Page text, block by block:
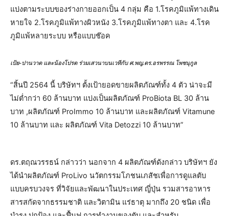
แบ่งตามระบบของร่างกายออกเป็น 4 กลุ่ม คือ 1.โรคภูมิแพ้ทางเดิน
หายใจ 2.โรคภูมิแพ้ทางผิวหนัง 3.โรคภูมิแพ้ทางตา และ 4.โรค
ภูมิแพ้หลายระบบ หรือแบบช๊อค
เป้ย-ปานวาด และน้องโปรด ร่วมเสวนาบนเวทีกับ ศ.พญ.ดร.อรพรรณ โพชนุกูล
“สิ้นปี 2564 นี้ บริษัทฯ ตั้งเป้ายอดขายผลิตภัณฑ์ทั้ง 4 ตัว น่าจะมี
ไม่ต่ำกว่า 60 ล้านบาท แบ่งเป็นผลิตภัณฑ์ ProBiota BL 30 ล้าน
บาท ,ผลิตภัณฑ์ ProImmo 10 ล้านบาท และผลิตภัณฑ์ Vitamune
10 ล้านบาท และ ผลิตภัณฑ์ Vita Detozzi 10 ล้านบาท”
​​ดร.ตฤณวรรธน์ กล่าวว่า นอกจาก 4 ผลิตภัณฑ์ดังกล่าว บริษัทฯ ยัง
ได้นำผลิตภัณฑ์ ProLivo นวัตกรรมโภชนเภสัชเพื่อการดูแลตับ
แบบครบวงจร ที่วิจัยและพัฒนาในประเทศ ญี่ปุ่น รวมสารอาหาร
สารสกัดจากธรรมชาติ และวิตามิน แร่ธาตุ มากถึง 20 ชนิด เพื่อ